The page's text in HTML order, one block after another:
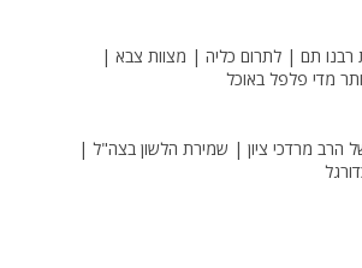
רבנו תם | לתרום כליה | מצוות צבא |
מדי פלפל באוכל
הרב מרדכי ציון | שמירת הלשון בצה"ל |